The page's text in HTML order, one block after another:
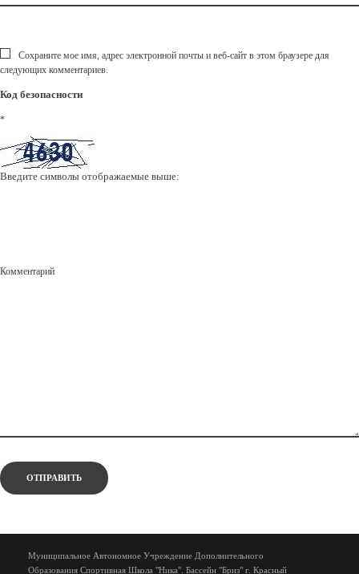
Сохраните мое имя, адрес электронной почты и веб-сайт в этом браузере для
следующих комментариев.
Код безопасности
*
Введите символы отображаемые выше:
Комментарий
Муниципальное Автономное Учреждение Дополнительного
Образования Спортивная Школа "Ника". Бассейн "Бриз" г. Красный